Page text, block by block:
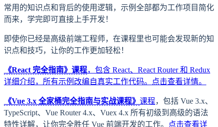
常用的知识点和背后的使用逻辑，示例全部都为工作项目简化
而来，学完即可直接上手开发！
即使你已经是高级前端工程师，在课程里也可能会发现新的知
识点和技巧，让你的工作更加轻松！
《React 完全指南》课程，包含 React、React Router 和 Redux
详细介绍，所有示例改编自真实工作代码。
点击查看详情。
《Vue 3.x 全家桶完全指南与实战课程》 课程，包括 Vue 3.x、
TypeScript、Vue Router 4.x、Vuex 4.x 所有初级到高级的语法
特性详解，让你完全胜任 Vue 前端开发的工作。
点击查看详